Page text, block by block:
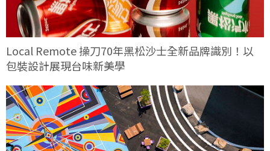
Local Remote 操刀70年黑松沙士全新品牌識別！以
包裝設計展現台味新美學